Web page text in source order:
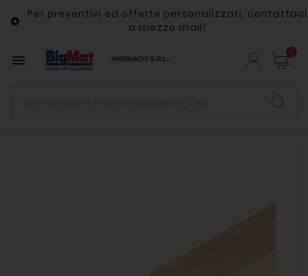

Per preventivi ed offerte personalizzati, contattaci
a mezzo mail!
 0